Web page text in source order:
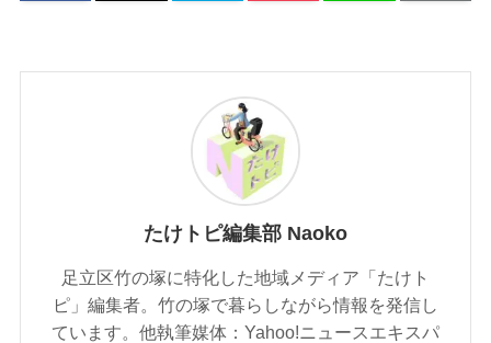
たけトピ編集部 Naoko
足立区竹の塚に特化した地域メディア「たけト
ピ」編集者。竹の塚で暮らしながら情報を発信し
ています。他執筆媒体：Yahoo!ニュースエキスパ